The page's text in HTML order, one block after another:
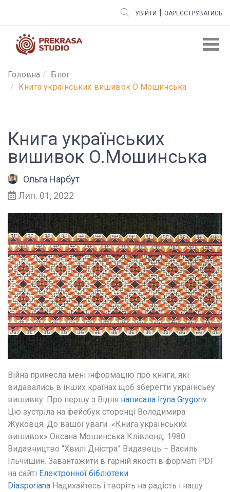
УВІЙТИ | ЗАРЕЄСТРУВАТИСЬ
Головна
Блог
Книга українських вишивок О.Мошинська
Книга українських
вишивок О.Мошинська
Ольга Нарбут
Лип. 01, 2022
Війна принесла мені інформацію про книги, які
видавались в інших країнах щоб зберегти українсьеу
вишивку. Про першу з Відня написала Iryna Grygoriv.
Цю зустріла на фейсбук сторонці Володимира
Жуковця. До вашої уваги  «Книга українських
вишивок» Оксана Мошинська Клівленд, 1980
Видавництво “Хвилі Дністра” Видавець – Василь
Ільчишин. Завантажити в гарній якості в форматі PDF
на сайті Електронної бібліотеки
Diasporiana Надихайтесь і творіть на радість і нашу